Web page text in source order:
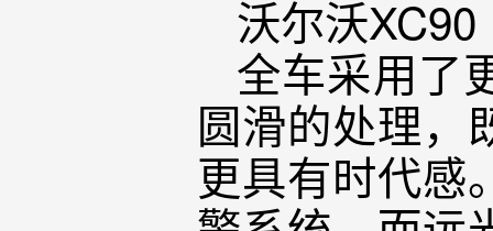
沃尔沃XC90
全车采用了
圆滑的处理，
更具有时代感